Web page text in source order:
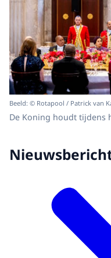
Beeld: © Rotapool / Patrick van
De Koning houdt tijdens